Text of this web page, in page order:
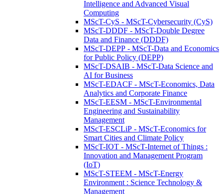
Intelligence and Advanced Visual
Computing
MScT-CyS - MScT-Cybersecurity (CyS)
MScT-DDDF - MScT-Double Degree
Data and Finance (DDDF)
MScT-DEPP - MScT-Data and Economics
for Public Policy (DEPP)
MScT-DSAIB - MScT-Data Science and
AI for Business
MScT-EDACF - MScT-Economics, Data
Analytics and Corporate Finance
MScT-EESM - MScT-Environmental
Engineering and Sustainability
Management
MScT-ESCLiP - MScT-Economics for
Smart Cities and Climate Policy
MScT-IOT - MScT-Internet of Things :
Innovation and Management Program
(IoT)
MScT-STEEM - MScT-Energy
Environment : Science Technology &
Management